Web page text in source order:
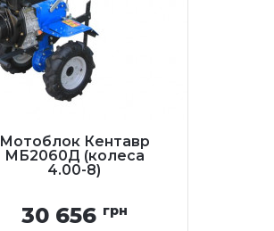
Мотоблок Кентавр
МБ2060Д (колеса
4.00-8)
30 656 грн